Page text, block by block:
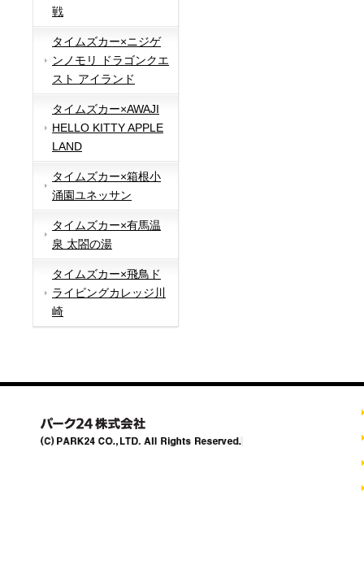
戦
タイムズカー×ニジゲ
ンノモリ ドラゴンクエ
スト アイランド
タイムズカー×AWAJI
HELLO KITTY APPLE
LAND
タイムズカー×箱根小
涌園ユネッサン
タイムズカー×有馬温
泉 太閤の湯
タイムズカー×飛鳥ド
ライビングカレッジ川
崎